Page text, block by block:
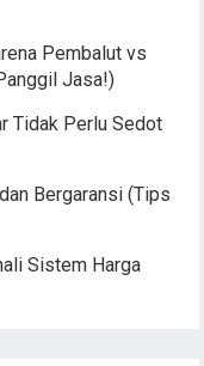
Pembalut vs
Jasa!)
Tidak Perlu Sedot
Bergaransi (Tips
Sistem Harga